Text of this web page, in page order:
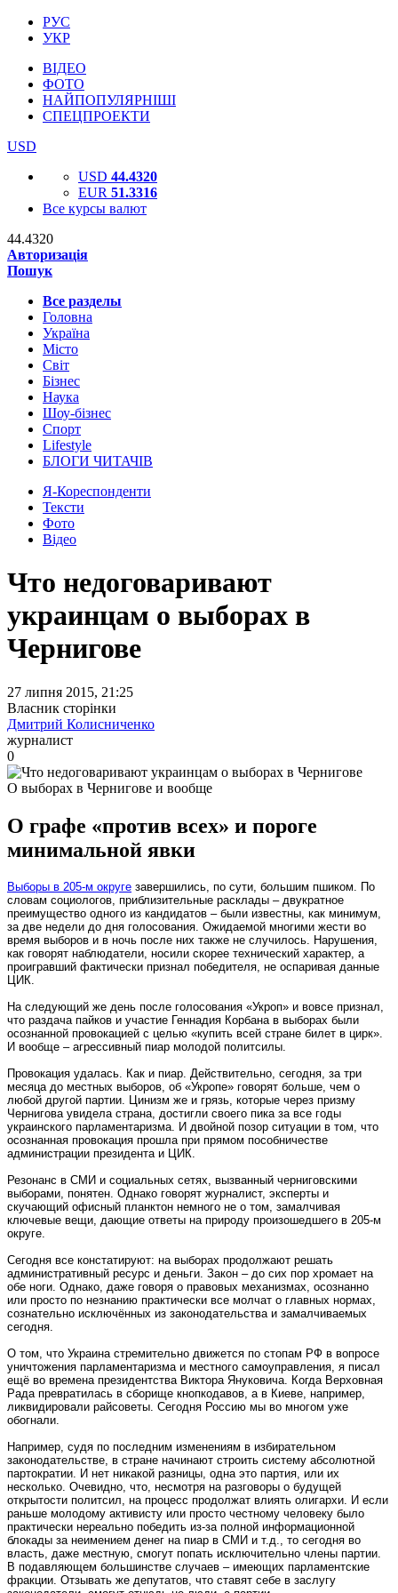
РУС
УКР
ВІДЕО
ФОТО
НАЙПОПУЛЯРНІШІ
СПЕЦПРОЕКТИ
USD
USD 44.4320
EUR 51.3316
Все курсы валют
44.4320
Авторизація
Пошук
Все разделы
Головна
Україна
Місто
Світ
Бізнес
Наука
Шоу-бізнес
Спорт
Lifestyle
БЛОГИ ЧИТАЧІВ
Я-Кореспонденти
Тексти
Фото
Відео
Что недоговаривают
украинцам о выборах в
Чернигове
27 липня 2015, 21:25
Власник сторінки
Дмитрий Колисниченко
журналист
0
О выборах в Чернигове и вообще
О графе «против всех» и пороге
минимальной явки
Выборы в 205-м округе завершились, по сути, большим пшиком. По
словам социологов, приблизительные расклады – двукратное
преимущество одного из кандидатов – были известны, как минимум,
за две недели до дня голосования. Ожидаемой многими жести во
время выборов и в ночь после них также не случилось. Нарушения,
как говорят наблюдатели, носили скорее технический характер, а
проигравший фактически признал победителя, не оспаривая данные
ЦИК.
На следующий же день после голосования «Укроп» и вовсе признал,
что раздача пайков и участие Геннадия Корбана в выборах были
осознанной провокацией с целью «купить всей стране билет в цирк».
И вообще – агрессивный пиар молодой политсилы.
Провокация удалась. Как и пиар. Действительно, сегодня, за три
месяца до местных выборов, об «Укропе» говорят больше, чем о
любой другой партии. Цинизм же и грязь, которые через призму
Чернигова увидела страна, достигли своего пика за все годы
украинского парламентаризма. И двойной позор ситуации в том, что
осознанная провокация прошла при прямом пособничестве
администрации президента и ЦИК.
Резонанс в СМИ и социальных сетях, вызванный черниговскими
выборами, понятен. Однако говорят журналист, эксперты и
скучающий офисный планктон немного не о том, замалчивая
ключевые вещи, дающие ответы на природу произошедшего в 205-м
округе.
Сегодня все констатируют: на выборах продолжают решать
административный ресурс и деньги. Закон – до сих пор хромает на
обе ноги. Однако, даже говоря о правовых механизмах, осознанно
или просто по незнанию практически все молчат о главных нормах,
сознательно исключённых из законодательства и замалчиваемых
сегодня.
О том, что Украина стремительно движется по стопам РФ в вопросе
уничтожения парламентаризма и местного самоуправления, я писал
ещё во времена президентства Виктора Януковича. Когда Верховная
Рада превратилась в сборище кнопкодавов, а в Киеве, например,
ликвидировали райсоветы. Сегодня Россию мы во многом уже
обогнали.
Например, судя по последним изменениям в избирательном
законодательстве, в стране начинают строить систему абсолютной
партократии. И нет никакой разницы, одна это партия, или их
несколько. Очевидно, что, несмотря на разговоры о будущей
открытости политсил, на процесс продолжат влиять олигархи. И если
раньше молодому активисту или просто честному человеку было
практически нереально победить из-за полной информационной
блокады за неимением денег на пиар в СМИ и т.д., то сегодня во
власть, даже местную, смогут попать исключительно члены партии.
В подавляющем большинстве случаев – имеющих парламентские
фракции. Отзывать же депутатов, что ставят себе в заслугу